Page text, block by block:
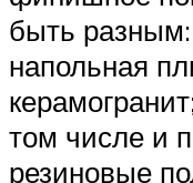
быть
напольная
том числе и
резиновые